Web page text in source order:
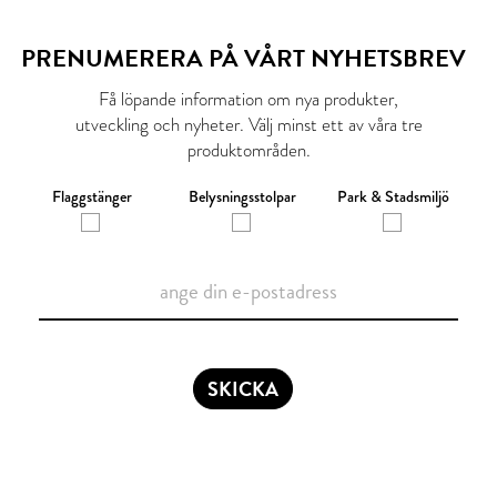
PRENUMERERA PÅ VÅRT NYHETSBREV
Få löpande information om nya produkter,
utveckling och nyheter. Välj minst ett av våra tre
produktområden.
Flaggstänger Belysningsstolpar Park & Stadsmiljö
SKICKA